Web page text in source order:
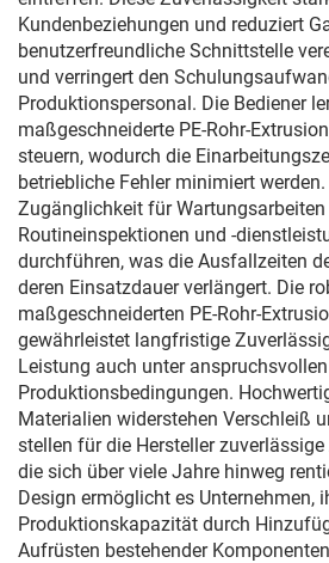
Kundenbeziehungen und reduziert
benutzerfreundliche Schnittstelle
und verringert den
Produktionspersonal. Die Bediener
maßgeschneiderte PE-Rohr-
steuern, wodurch die
betriebliche Fehler minimiert
Zugänglichkeit für
Routineinspektionen und -
durchführen, was die Ausfallzeiten
deren Einsatzdauer verlängert. Die
maßgeschneiderten PE-Rohr-
gewährleistet langfristige
Leistung auch unter anspruchsvollen
Produktionsbedingungen.
Materialien widerstehen Verschleiß
stellen für die Hersteller
die sich über viele Jahre hinweg
Design ermöglicht es Unternehmen,
Produktionskapazität durch
Aufrüsten bestehender